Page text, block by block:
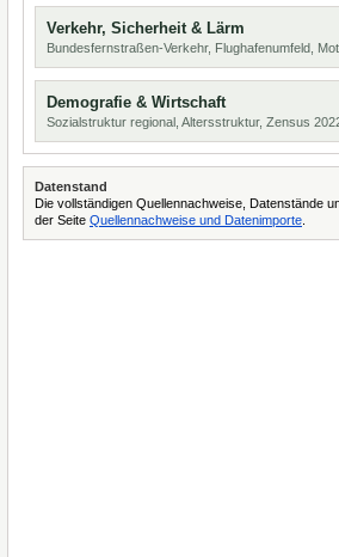
Verkehr, Sicherheit & Lärm
Bundesfernstraßen-Verkehr, Flughafenumfeld,
Demografie & Wirtschaft
Sozialstruktur regional, Altersstruktur, Zensus
Datenstand
Die vollständigen Quellennachweise, Datenstände
der Seite Quellennachweise und Datenimporte